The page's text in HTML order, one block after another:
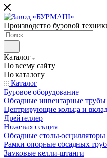
Производство буровой
Каталог
По всему сайту
По каталогу
Каталог
Буровое оборудование
Обсадные инвентарные трубы
Центрирующие кольца и
Дрейтеллер
Ножевая секция
Обсадные столы-осцилляторы
Рамки опорные обсадных труб
Замковые келли-штанги